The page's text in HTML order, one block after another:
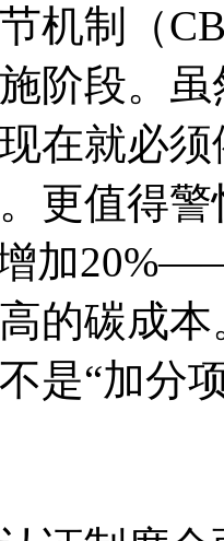
机制（
阶段。
在就必
更值得
增加
的碳成
是“加分